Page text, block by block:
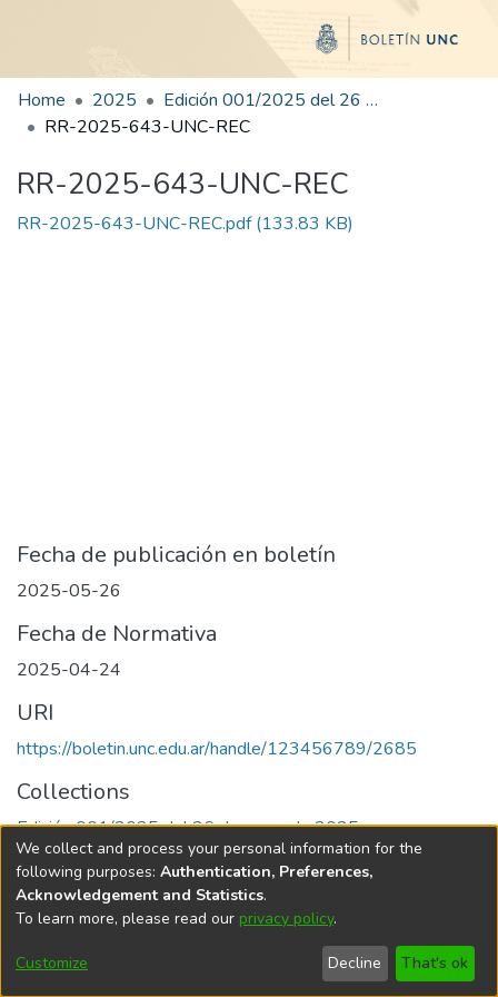
Home 2025
Edición 001/2025 del 26 de mayo de 2025
RR-2025-643-UNC-REC
RR-2025-643-UNC-REC
RR-2025-643-UNC-REC.pdf(133.83 KB)
Fecha de publicación en boletín
2025-05-26
Fecha de Normativa
2025-04-24
URI
https://boletin.unc.edu.ar/handle/123456789/2685
Collections
Edición 001/2025 del 26 de mayo de 2025
Universidad Nacional de Córdoba
We collect and process your personal information for the
following purposes: Authentication, Preferences,
Acknowledgement and Statistics.
To learn more, please read our privacy policy.
Customize Decline That's ok